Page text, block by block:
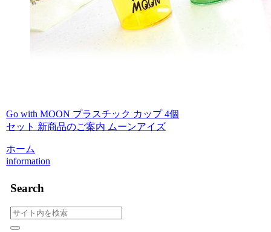
Go with MOON プラスチック カップ 4個
セット 新商品のご案内 ムーンアイズ
ホーム
information
Search